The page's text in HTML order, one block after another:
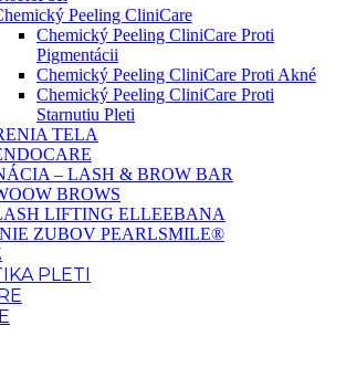
Peeling CliniCare
Chemický Peeling CliniCare Proti
Pigmentácii
Chemický Peeling CliniCare Proti Akné
Chemický Peeling CliniCare Proti
Starnutiu Pleti
TELA
– LASH & BROW BAR
BROWS
LIFTING ELLEEBANA
ZUBOV PEARLSMILE®
PLETI